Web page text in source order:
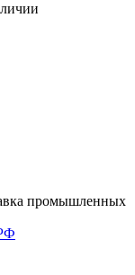
промышленных